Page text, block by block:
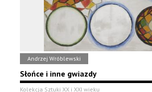
Andrzej Wróblewski
Słońce i inne gwiazdy
Kolekcja Sztuki XX i XXI wieku